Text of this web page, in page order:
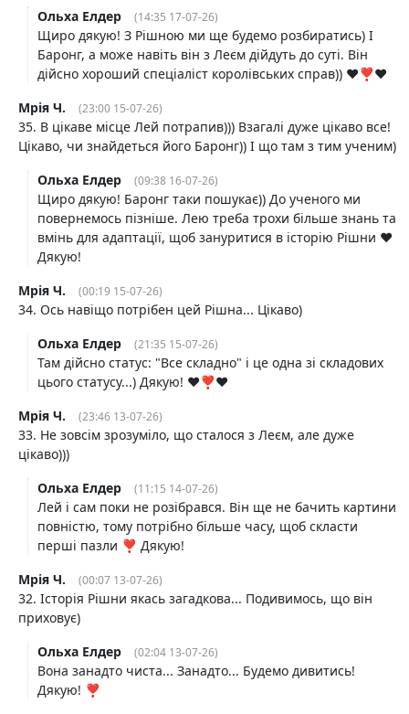
Ольха Елдер
(14:35 17-07-26)
Щиро дякую! З Рішною ми ще будемо розбиратись) І
Баронг, а може навіть він з Леєм дійдуть до суті. Він
дійсно хороший спеціаліст королівських справ)) ♥️❣️♥️
Мрія Ч.
(23:00 15-07-26)
35. В цікаве місце Лей потрапив))) Взагалі дуже цікаво все!
Цікаво, чи знайдеться його Баронг)) І що там з тим ученим)
Ольха Елдер
(09:38 16-07-26)
Щиро дякую! Баронг таки пошукає)) До ученого ми
повернемось пізніше. Лею треба трохи більше знань та
вмінь для адаптації, щоб зануритися в історію Рішни ♥️
Дякую!
Мрія Ч.
(00:19 15-07-26)
34. Ось навіщо потрібен цей Рішна... Цікаво)
Ольха Елдер
(21:35 15-07-26)
Там дійсно статус: "Все складно" і це одна зі складових
цього статусу...) Дякую! ♥️❣️♥️
Мрія Ч.
(23:46 13-07-26)
33. Не зовсім зрозуміло, що сталося з Леєм, але дуже
цікаво)))
Ольха Елдер
(11:15 14-07-26)
Лей і сам поки не розібрався. Він ще не бачить картини
повністю, тому потрібно більше часу, щоб скласти
перші пазли ❣️ Дякую!
Мрія Ч.
(00:07 13-07-26)
32. Історія Рішни якась загадкова... Подивимось, що він
приховує)
Ольха Елдер
(02:04 13-07-26)
Вона занадто чиста... Занадто... Будемо дивитись!
Дякую! ❣️